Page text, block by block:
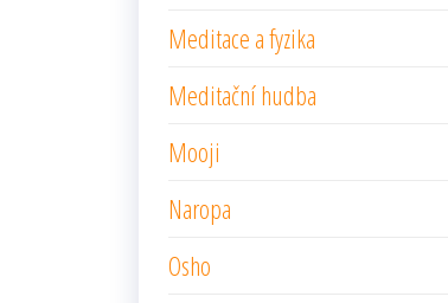
Meditace a fyzika
Meditační hudba
Mooji
Naropa
Osho